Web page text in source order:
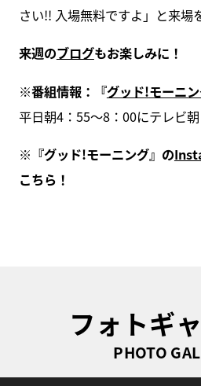
さい!! 入場無料ですよ」と来場
来週のブログもお楽しみに！
※番組情報：『グッド!モーニ
平日朝4：55～8：00にテレビ
※ 『グッド!モーニング』の
こちら！
フォトギ
PHOTO